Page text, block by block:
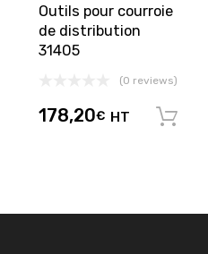
Ajouter au panier
Outils pour courroie
de distribution
31405
(0 reviews)
178,20€ HT